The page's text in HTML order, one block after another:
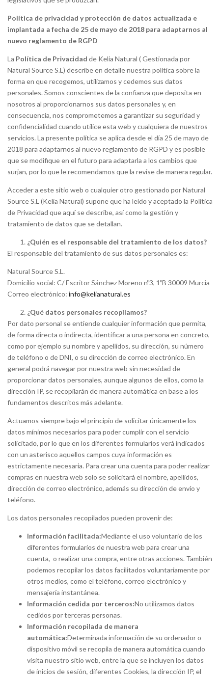
Política de privacidad y protección de datos actualizada e
implantada a fecha de 25 de mayo de 2018 para adaptarnos al
nuevo reglamento de RGPD
La Política de Privacidad de Kelia Natural ( Gestionada por
Natural Source S.L) describe en detalle nuestra política sobre la
forma en que recogemos, utilizamos y cedemos sus datos
personales. Somos conscientes de la confianza que deposita en
nosotros al proporcionarnos sus datos personales y, en
consecuencia, nos comprometemos a garantizar su seguridad y
confidencialidad cuando utilice esta web y cualquiera de nuestros
servicios. La presente política se aplica desde el día 25 de mayo de
2018 para adaptarnos al nuevo reglamento de RGPD y es posible
que se modifique en el futuro para adaptarla a los cambios que
surjan, por lo que le recomendamos que la revise de manera regular.
Acceder a este sitio web o cualquier otro gestionado por Natural
Source S.L (Kelia Natural) supone que ha leído y aceptado la Política
de Privacidad que aquí se describe, así como la gestión y
tratamiento de datos que se detallan.
¿Quién es el responsable del tratamiento de los datos?
El responsable del tratamiento de sus datos personales es:
Natural Source S.L.
Domicilio social: C/ Escritor Sánchez Moreno nº3, 1ºB 30009 Murcia
Correo electrónico: info@kelianatural.es
¿Qué datos personales recopilamos?
Por dato personal se entiende cualquier información que permita,
de forma directa o indirecta, identificar a una persona en concreto,
como por ejemplo su nombre y apellidos, su dirección, su número
de teléfono o de DNI, o su dirección de correo electrónico. En
general podrá navegar por nuestra web sin necesidad de
proporcionar datos personales, aunque algunos de ellos, como la
dirección IP, se recopilarán de manera automática en base a los
fundamentos descritos más adelante.
Actuamos siempre bajo el principio de solicitar únicamente los
datos mínimos necesarios para poder cumplir con el servicio
solicitado, por lo que en los diferentes formularios verá indicados
con un asterisco aquellos campos cuya información es
estrictamente necesaria. Para crear una cuenta para poder realizar
compras en nuestra web solo se solicitará el nombre, apellidos,
dirección de correo electrónico, además su dirección de envío y
teléfono.
Los datos personales recopilados pueden provenir de:
Información facilitada:Mediante el uso voluntario de los
diferentes formularios de nuestra web para crear una
cuenta, o realizar una compra, entre otras acciones. También
podemos recopilar los datos facilitados voluntariamente por
otros medios, como el teléfono, correo electrónico y
mensajería instantánea.
Información cedida por terceros:No utilizamos datos
cedidos por terceras personas.
Información recopilada de manera
automática:Determinada información de su ordenador o
dispositivo móvil se recopila de manera automática cuando
visita nuestro sitio web, entre la que se incluyen los datos
de inicios de sesión, diferentes Cookies, la dirección IP, el